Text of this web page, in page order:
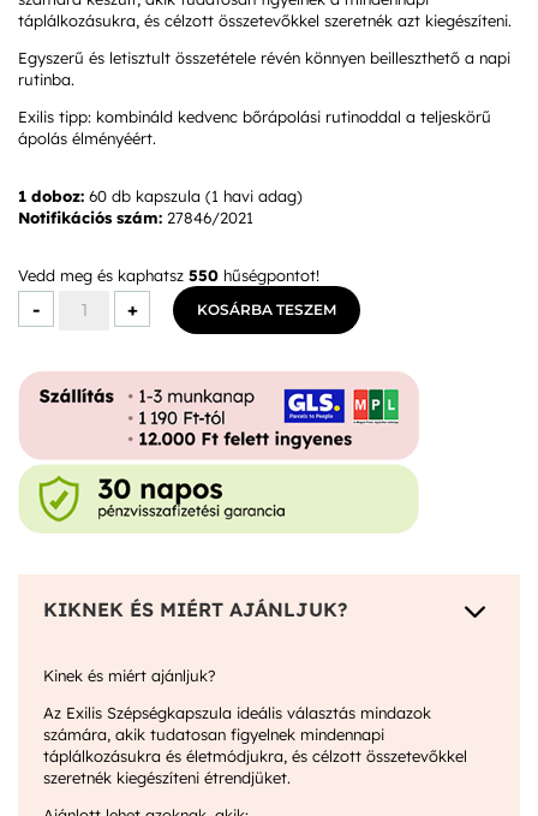
táplálkozásukra, és célzott összetevőkkel szeretnék azt kiegészíteni.
Egyszerű és letisztult összetétele révén könnyen beilleszthető a napi
rutinba.
Exilis tipp: kombináld kedvenc bőrápolási rutinoddal a teljeskörű
ápolás élményéért.
1 doboz: 60 db kapszula (1 havi adag)
Notifikációs szám: 27846/2021
Vedd meg és kaphatsz 550 hűségpontot!
-
Exilis
Szépségkapszula
+ KOSÁRBA TESZEM
KIKNEK ÉS MIÉRT AJÁNLJUK? 3
Kinek és miért ajánljuk?
Az Exilis Szépségkapszula ideális választás mindazok
számára, akik tudatosan figyelnek mindennapi
táplálkozásukra és életmódjukra, és célzott összetevőkkel
szeretnék kiegészíteni étrendjüket.